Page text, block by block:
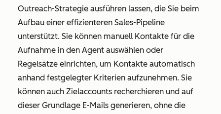
Outreach-Strategie ausführen lassen, die Sie beim
Aufbau einer effizienteren Sales-Pipeline
unterstützt. Sie können manuell Kontakte für die
Aufnahme in den Agent auswählen oder
Regelsätze einrichten, um Kontakte automatisch
anhand festgelegter Kriterien aufzunehmen. Sie
können auch Zielaccounts recherchieren und auf
dieser Grundlage E-Mails generieren, ohne die